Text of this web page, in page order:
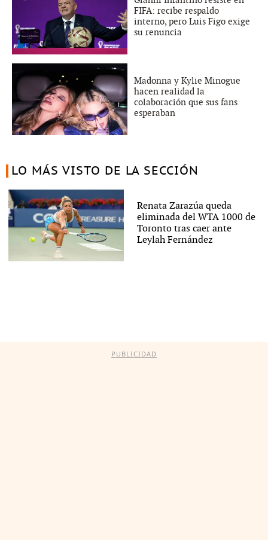
FIFA: recibe respaldo
interno, pero Luis Figo exige
su renuncia
Madonna y Kylie Minogue
hacen realidad la
colaboración que sus fans
esperaban
LO MÁS VISTO DE LA SECCIÓN
Renata Zarazúa queda
eliminada del WTA 1000 de
Toronto tras caer ante
Leylah Fernández
PUBLICIDAD